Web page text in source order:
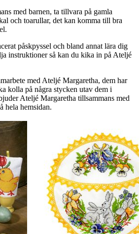
med barnen, ta tillvara på gamla
och toarullar, det kan komma till bra
påskpyssel och bland annat lära dig
instruktioner så kan du kika in på Ateljé
med Ateljé Margaretha, dem har
kolla på några stycken utav dem i
Ateljé Margaretha tillsammans med
hela hemsidan.